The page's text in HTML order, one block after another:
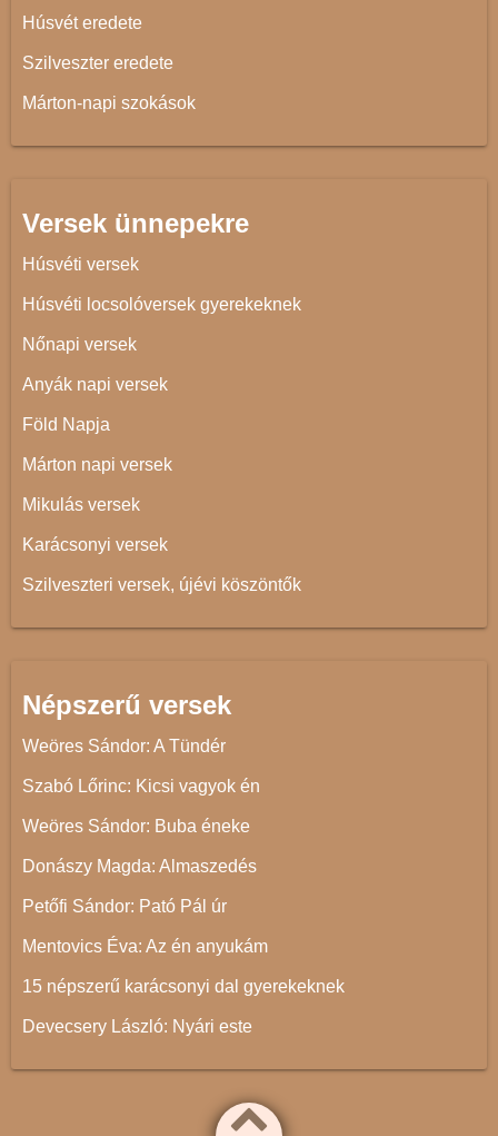
Húsvét eredete
Szilveszter eredete
Márton-napi szokások
Versek ünnepekre
Húsvéti versek
Húsvéti locsolóversek gyerekeknek
Nőnapi versek
Anyák napi versek
Föld Napja
Márton napi versek
Mikulás versek
Karácsonyi versek
Szilveszteri versek, újévi köszöntők
Népszerű versek
Weöres Sándor: A Tündér
Szabó Lőrinc: Kicsi vagyok én
Weöres Sándor: Buba éneke
Donászy Magda: Almaszedés
Petőfi Sándor: Pató Pál úr
Mentovics Éva: Az én anyukám
15 népszerű karácsonyi dal gyerekeknek
Devecsery László: Nyári este